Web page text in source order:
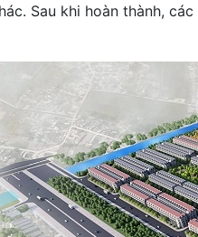
Sau khi hoàn thành,